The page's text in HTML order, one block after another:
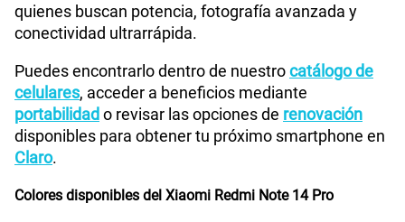
Bluetooth
Cámara de fotos Principal 200+8+2
quienes buscan potencia, fotografía avanzada y
conectividad ultrarrápida.
Puedes encontrarlo dentro de nuestrocatálogo de
celulares, acceder a beneficios mediante
portabilidado revisar las opciones de renovación
disponibles para obtener tu próximo smartphone en
Claro.
Colores disponibles del Xiaomi Redmi Note 14 Pro